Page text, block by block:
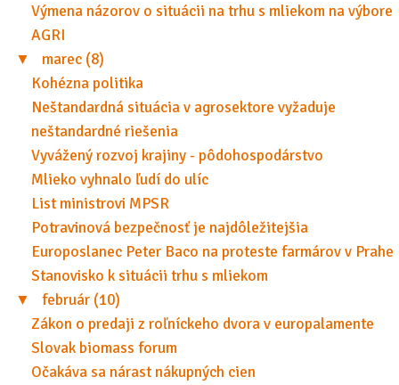
Výmena názorov o situácii na trhu s mliekom na výbore
AGRI
▼
marec (8)
Kohézna politika
Neštandardná situácia v agrosektore vyžaduje
neštandardné riešenia
Vyvážený rozvoj krajiny - pôdohospodárstvo
Mlieko vyhnalo ľudí do ulíc
List ministrovi MPSR
Potravinová bezpečnosť je najdôležitejšia
Europoslanec Peter Baco na proteste farmárov v Prahe
Stanovisko k situácii trhu s mliekom
▼
február (10)
Zákon o predaji z roľníckeho dvora v europalamente
Slovak biomass forum
Očakáva sa nárast nákupných cien